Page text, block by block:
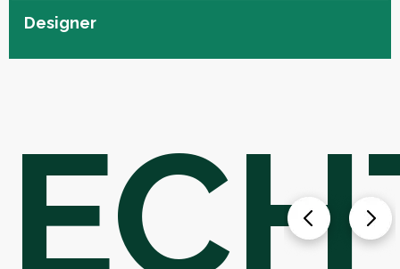
Designer